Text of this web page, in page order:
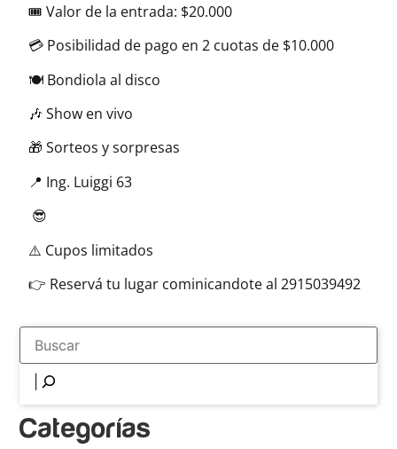
🎟️ Valor de la entrada: $20.000
💳 Posibilidad de pago en 2 cuotas de $10.000
🍽️ Bondiola al disco
🎶 Show en vivo
🎁 Sorteos y sorpresas
📍 Ing. Luiggi 63
😎
⚠️ Cupos limitados
👉 Reservá tu lugar cominicandote al 2915039492
Categorías